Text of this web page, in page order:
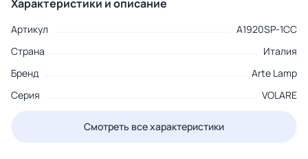
Характеристики и описание
Артикул
A1920SP-1CC
Страна
Италия
Бренд
Arte Lamp
Серия
VOLARE
Смотреть все характеристики